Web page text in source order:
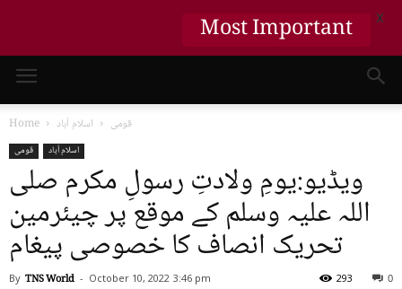
Home قومی اسلام آباد
قومی اسلام آباد
ویڈیو:یومِ ولادتِ رسولِ مکرم صلی
اللہ علیہ وسلم کے موقع پر چیئرمین
تحریک انصاف کا خصوصی پیغام
By TNS World - October 10, 2022 3:46 pm 0
293
Most Important X